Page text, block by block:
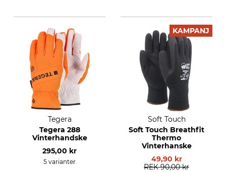
Tegera
Tegera 288
Vinterhandske
295,00 kr
5 varianter
KAMPANJ
Soft Touch
Soft Touch Breathfit
Thermo
Vinterhanske
49,90 kr
REK 90,00 kr